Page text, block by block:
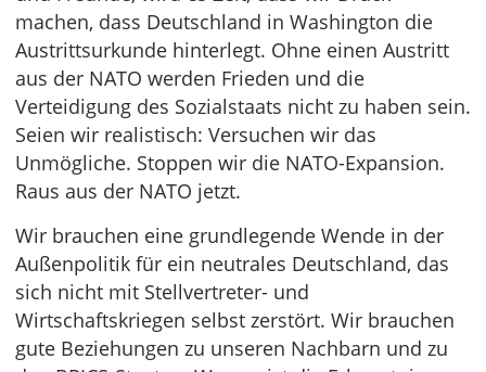
machen, dass Deutschland in Washington die
Austrittsurkunde hinterlegt. Ohne einen Austritt
aus der NATO werden Frieden und die
Verteidigung des Sozialstaats nicht zu haben sein.
Seien wir realistisch: Versuchen wir das
Unmögliche. Stoppen wir die NATO-Expansion.
Raus aus der NATO jetzt.
Wir brauchen eine grundlegende Wende in der
Außenpolitik für ein neutrales Deutschland, das
sich nicht mit Stellvertreter- und
Wirtschaftskriegen selbst zerstört. Wir brauchen
gute Beziehungen zu unseren Nachbarn und zu